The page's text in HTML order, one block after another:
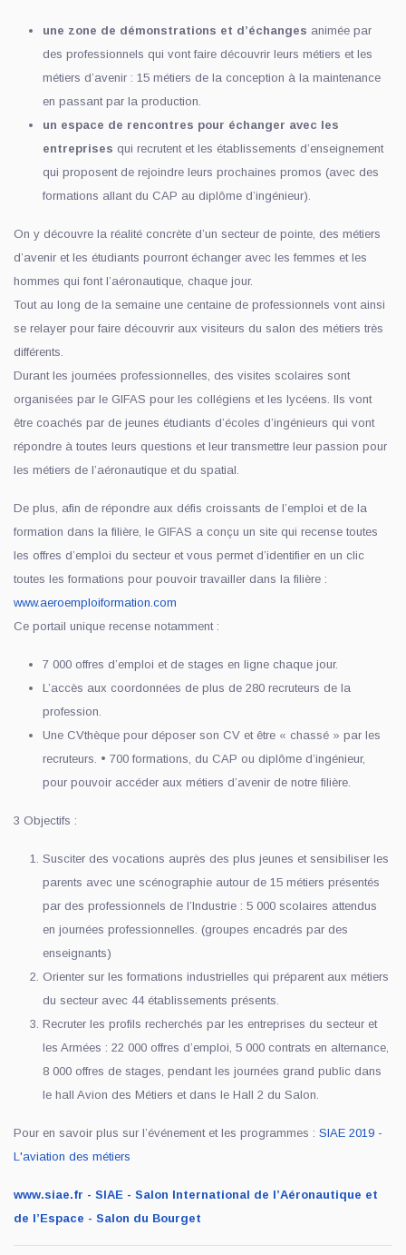
une zone de démonstrations et d’échanges animée par
des professionnels qui vont faire découvrir leurs métiers et les
métiers d’avenir : 15 métiers de la conception à la maintenance
en passant par la production.
un espace de rencontres pour échanger avec les
entreprises qui recrutent et les établissements d’enseignement
qui proposent de rejoindre leurs prochaines promos (avec des
formations allant du CAP au diplôme d’ingénieur).
On y découvre la réalité concrète d’un secteur de pointe, des métiers
d’avenir et les étudiants pourront échanger avec les femmes et les
hommes qui font l’aéronautique, chaque jour.
Tout au long de la semaine une centaine de professionnels vont ainsi
se relayer pour faire découvrir aux visiteurs du salon des métiers très
différents.
Durant les journées professionnelles, des visites scolaires sont
organisées par le GIFAS pour les collégiens et les lycéens. Ils vont
être coachés par de jeunes étudiants d’écoles d’ingénieurs qui vont
répondre à toutes leurs questions et leur transmettre leur passion pour
les métiers de l’aéronautique et du spatial.
De plus, afin de répondre aux défis croissants de l’emploi et de la
formation dans la filière, le GIFAS a conçu un site qui recense toutes
les offres d’emploi du secteur et vous permet d’identifier en un clic
toutes les formations pour pouvoir travailler dans la filière :
www.aeroemploiformation.com
Ce portail unique recense notamment :
7 000 offres d’emploi et de stages en ligne chaque jour.
L’accès aux coordonnées de plus de 280 recruteurs de la
profession.
Une CVthèque pour déposer son CV et être « chassé » par les
recruteurs. • 700 formations, du CAP ou diplôme d’ingénieur,
pour pouvoir accéder aux métiers d’avenir de notre filière.
3 Objectifs :
Susciter des vocations auprès des plus jeunes et sensibiliser les
parents avec une scénographie autour de 15 métiers présentés
par des professionnels de l’Industrie : 5 000 scolaires attendus
en journées professionnelles. (groupes encadrés par des
enseignants)
Orienter sur les formations industrielles qui préparent aux métiers
du secteur avec 44 établissements présents.
Recruter les profils recherchés par les entreprises du secteur et
les Armées : 22 000 offres d’emploi, 5 000 contrats en alternance,
8 000 offres de stages, pendant les journées grand public dans
le hall Avion des Métiers et dans le Hall 2 du Salon.
Pour en savoir plus sur l’événement et les programmes : SIAE 2019 -
L'aviation des métiers
www.siae.fr - SIAE - Salon International de l’Aéronautique et
de l’Espace - Salon du Bourget